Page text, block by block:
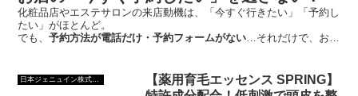
化粧品店やエステサロンの来店動機は、「今すぐ行きたい」「予約し
たい」がほとんど。
でも、予約方法が電話だけ・予約フォームがない …それだけで、お客
せんか？
【薬用育毛エッセンス SPRING】